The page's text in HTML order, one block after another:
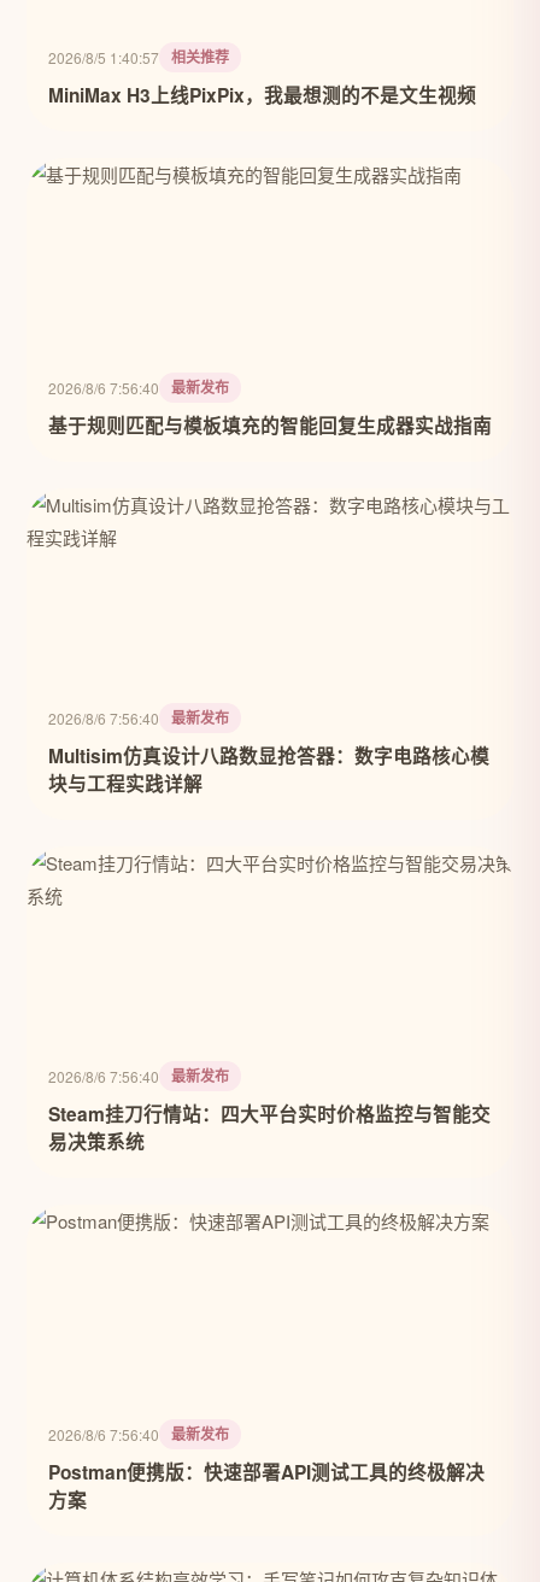
2026/8/5 1:40:57 相关推荐
MiniMax H3上线PixPix，我最想测的不是文生视频
2026/8/6 7:56:40 最新发布
基于规则匹配与模板填充的智能回复生成器实战指南
2026/8/6 7:56:40 最新发布
Multisim仿真设计八路数显抢答器：数字电路核心模
块与工程实践详解
2026/8/6 7:56:40 最新发布
Steam挂刀行情站：四大平台实时价格监控与智能交
易决策系统
2026/8/6 7:56:40 最新发布
Postman便携版：快速部署API测试工具的终极解决
方案